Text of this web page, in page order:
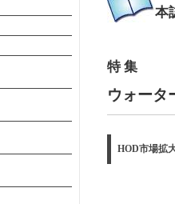
本
特 集
ウォータ
HOD市場拡